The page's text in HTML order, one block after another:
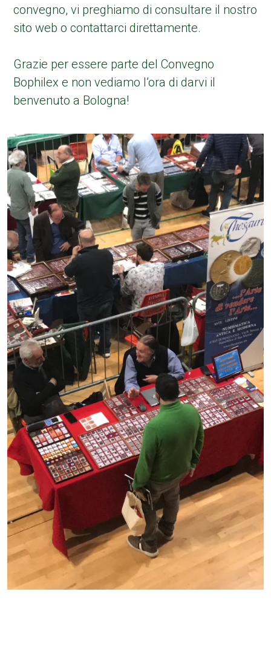
convegno, vi preghiamo di consultare il nostro
sito web o contattarci direttamente.
Grazie per essere parte del Convegno
Bophilex e non vediamo l’ora di darvi il
benvenuto a Bologna!